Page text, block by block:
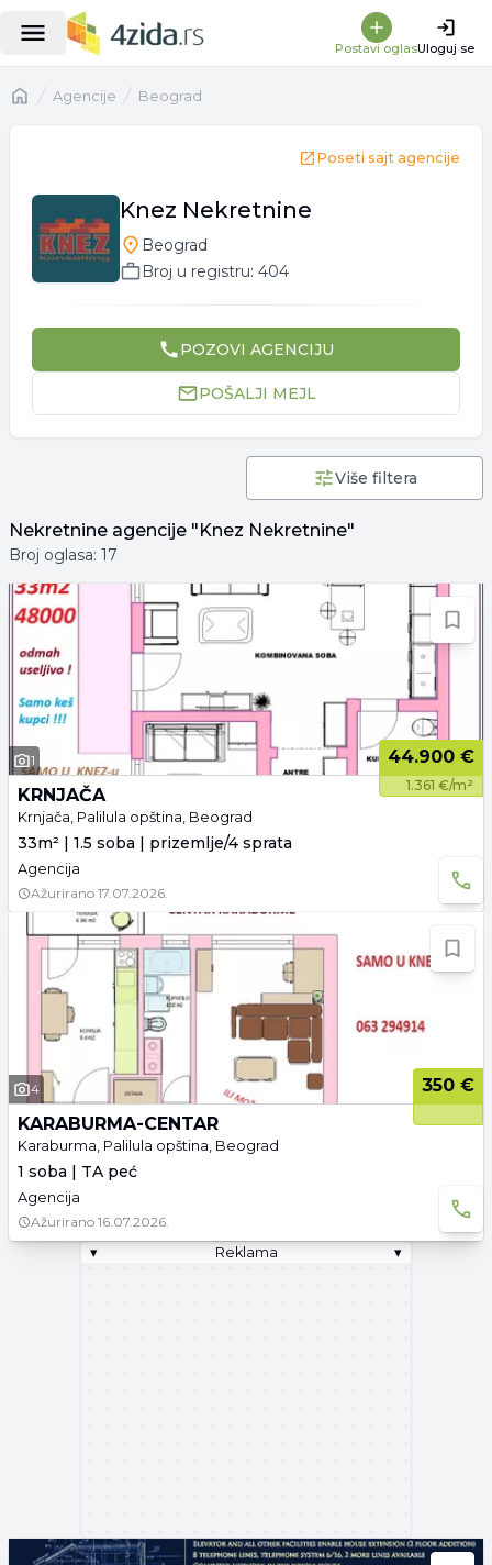
Postavi oglasUloguj se
NaslovnaAgencije Beograd
Poseti sajt agencije
Knez Nekretnine
Beograd
Broj u registru: 404
POZOVI AGENCIJU
POŠALJI MEJL
Više filtera
Nekretnine agencije "Knez Nekretnine"
Broj oglasa: 17
1 44.900 €
1.361 €/m²
KRNJAČA
Krnjača, Palilula opština, Beograd
33m² | 1.5 soba | prizemlje/4 sprata
Agencija
Ažurirano 17.07.2026.
4
350 €
KARABURMA-CENTAR
Karaburma, Palilula opština, Beograd
1 soba | TA peć
Agencija
Ažurirano 16.07.2026.
▾
Reklama ▾